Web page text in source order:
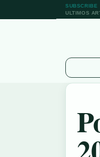
SUBSCRIBE
ULTIMOS